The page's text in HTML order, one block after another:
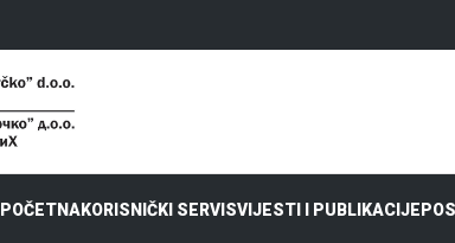
POČETNAKORISNIČKI SERVISVIJESTI I PUBLIKACIJE